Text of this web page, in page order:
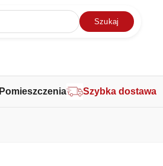
Szukaj
Pomieszczenia Szybka dostawa